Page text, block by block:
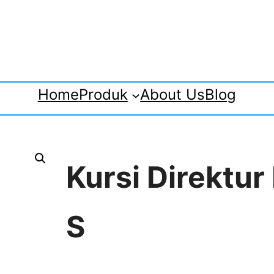
HomeProduk About UsBlog
Kursi Direktur
S